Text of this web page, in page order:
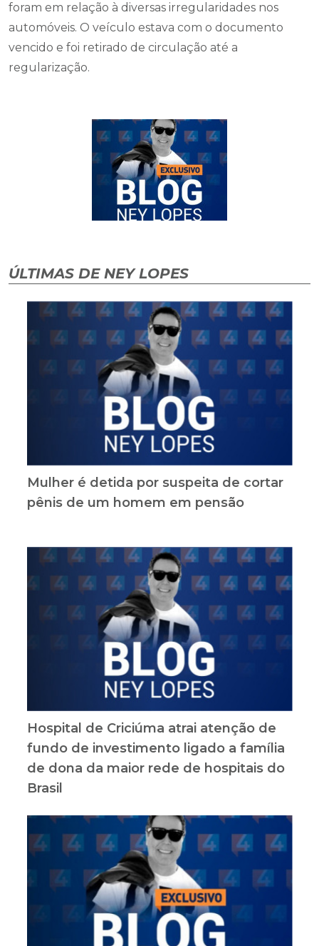
foram em relação à diversas irregularidades nos
automóveis. O veículo estava com o documento
vencido e foi retirado de circulação até a
regularização.
ÚLTIMAS DE NEY LOPES
Mulher é detida por suspeita de cortar
pênis de um homem em pensão
Hospital de Criciúma atrai atenção de
fundo de investimento ligado a família
de dona da maior rede de hospitais do
Brasil